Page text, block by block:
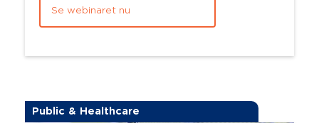
Se webinaret nu
Public & Healthcare